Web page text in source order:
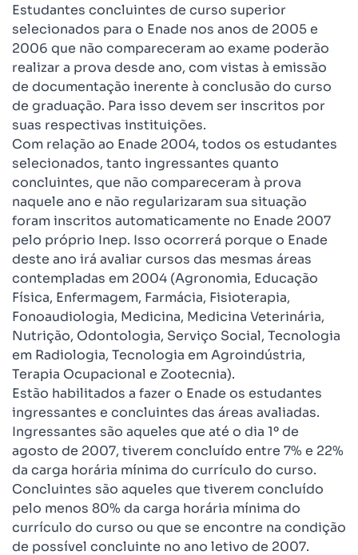
Estudantes concluintes de curso superior
selecionados para o Enade nos anos de 2005 e
2006 que não compareceram ao exame poderão
realizar a prova desde ano, com vistas à emissão
de documentação inerente à conclusão do curso
de graduação. Para isso devem ser inscritos por
suas respectivas instituições.
Com relação ao Enade 2004, todos os estudantes
selecionados, tanto ingressantes quanto
concluintes, que não compareceram à prova
naquele ano e não regularizaram sua situação
foram inscritos automaticamente no Enade 2007
pelo próprio Inep. Isso ocorrerá porque o Enade
deste ano irá avaliar cursos das mesmas áreas
contempladas em 2004 (Agronomia, Educação
Física, Enfermagem, Farmácia, Fisioterapia,
Fonoaudiologia, Medicina, Medicina Veterinária,
Nutrição, Odontologia, Serviço Social, Tecnologia
em Radiologia, Tecnologia em Agroindústria,
Terapia Ocupacional e Zootecnia).
Estão habilitados a fazer o Enade os estudantes
ingressantes e concluintes das áreas avaliadas.
Ingressantes são aqueles que até o dia 1º de
agosto de 2007, tiverem concluído entre 7% e 22%
da carga horária mínima do currículo do curso.
Concluintes são aqueles que tiverem concluído
pelo menos 80% da carga horária mínima do
currículo do curso ou que se encontre na condição
de possível concluinte no ano letivo de 2007.